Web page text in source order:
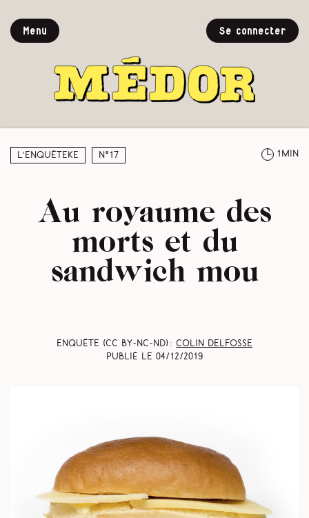
Menu Se connecter
L’enquêteke N°17 1min
Au royaume des
morts et du
sandwich mou
Enquête (CC BY-NC-ND) : Colin Delfosse
Publié le 04/12/2019